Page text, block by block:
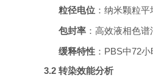
粒径电位 ：纳米颗粒
包封率 ：高效液相色
缓释特性 ：PBS中72
3.2 转染效能分析